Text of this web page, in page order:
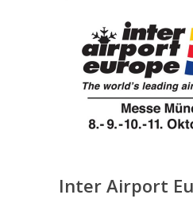
Inter Airport